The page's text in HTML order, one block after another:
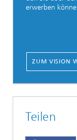
erwerben
ZUM VISION
Teilen